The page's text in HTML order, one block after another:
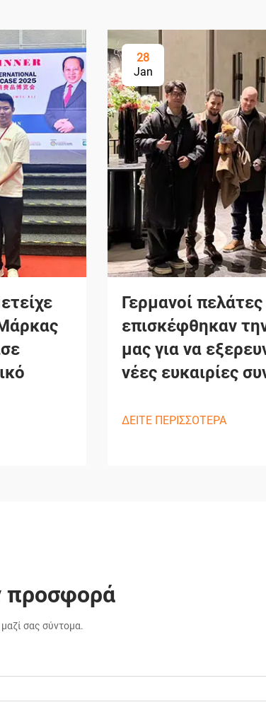
28
Jan
Γερμανοί πελάτες
επισκέφθηκαν
μας για να
νέες ευκαιρίες
ΔΕΙΤΕ ΠΕΡΙΣΣΟΤΕΡΑ
προσφορά
σας σύντομα.